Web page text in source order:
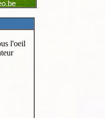
l'oeil